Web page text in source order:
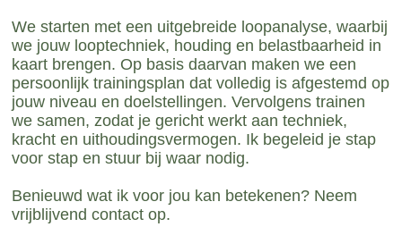
We starten met een uitgebreide loopanalyse, waarbij
we jouw looptechniek, houding en belastbaarheid in
kaart brengen. Op basis daarvan maken we een
persoonlijk trainingsplan dat volledig is afgestemd op
jouw niveau en doelstellingen. Vervolgens trainen
we samen, zodat je gericht werkt aan techniek,
kracht en uithoudingsvermogen. Ik begeleid je stap
voor stap en stuur bij waar nodig.
Benieuwd wat ik voor jou kan betekenen? Neem
vrijblijvend contact op.